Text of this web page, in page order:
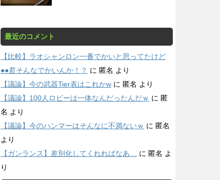
最近のコメント
【比較】ラオシャンロン一番でかいと思ってたけど
●●君そんなでかいんか！？ に 匿名 より
【議論】今の武器Tier表はこれかw に 匿名 より
【議論】100人ロビーは一体なんだったんだｗ に 匿
名 より
【議論】今のハンマーはそんなに不満ないｗ に 匿名
より
【ガンランス】差別化してくれればなあ…
に 匿名 よ
り